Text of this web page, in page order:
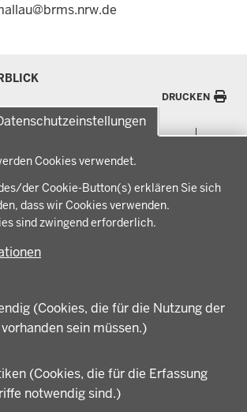
Cookies verwendet.
der Cookie-Button(s) erklären Sie sich
dass wir Cookies verwenden.
sind zwingend erforderlich.
(Cookies, die für die Nutzung der
sein müssen.)
(Cookies, die für die Erfassung
notwendig sind.)
DRUCKEN
Verkehr
Sport
Regionalrat
Kommunales
den Niederlanden
Förderlotsen
AUSBILDUNG
BEKANNTMACHUNGEN